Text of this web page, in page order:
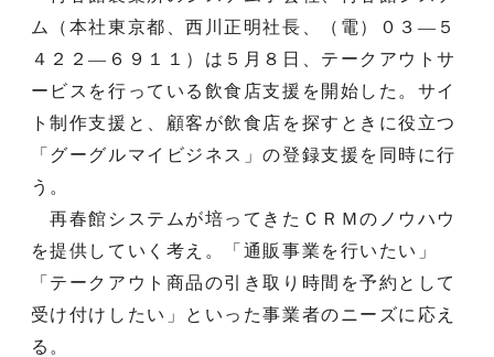
ム（本社東京都、西川正明社長、（電）０３―５
４２２―６９１１）は５月８日、テークアウトサ
ービスを行っている飲食店支援を開始した。サイ
ト制作支援と、顧客が飲食店を探すときに役立つ
「グーグルマイビジネス」の登録支援を同時に行
う。
再春館システムが培ってきたＣＲＭのノウハウ
を提供していく考え。「通販事業を行いたい」
「テークアウト商品の引き取り時間を予約として
受け付けしたい」といった事業者のニーズに応え
る。